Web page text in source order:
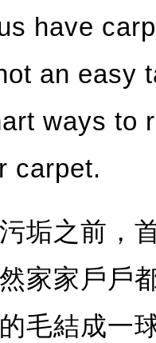
have
an easy
ways to
carpet.
垢之前，
家家戶戶
毛結成一